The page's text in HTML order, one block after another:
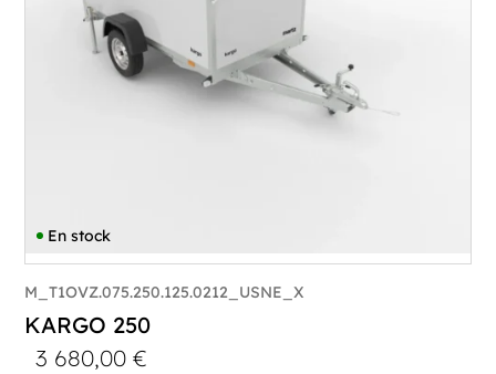
En stock
M_T1OVZ.075.250.125.0212_USNE_X
KARGO 250
3 680,00€